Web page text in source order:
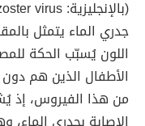
جدري الماء يتمثل
اللون يُسبّب الحكة
الأطفال الذين هم دون